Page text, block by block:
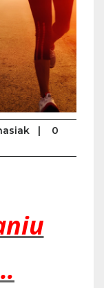
0